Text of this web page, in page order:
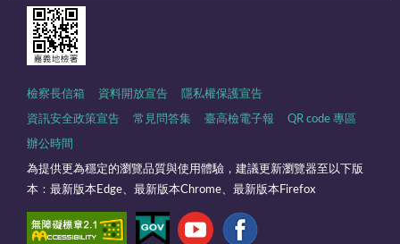
檢察長信箱 資料開放宣告 隱私權保護宣告
資訊安全政策宣告 常見問答集 臺高檢電子報 QR code 專區
辦公時間
為提供更為穩定的瀏覽品質與使用體驗，建議更新瀏覽器至以下版
本：最新版本Edge、最新版本Chrome、最新版本Firefox